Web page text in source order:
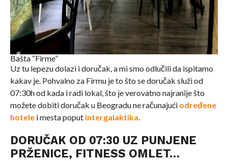
Bašta “Firme”
Uz tu lepezu dolazi i doručak, a mi smo odlučili da ispitamo
kakav je. Pohvalno za Firmu je to što se doručak služi od
07:30h od kada i radi lokal, što je verovatno najranije što
možete dobiti doručak u Beogradu ne računajući određene
hotele i mesta poput intergalaktika.
DORUČAK OD 07:30 UZ PUNJENE
PRŽENICE, FITNESS OMLET…